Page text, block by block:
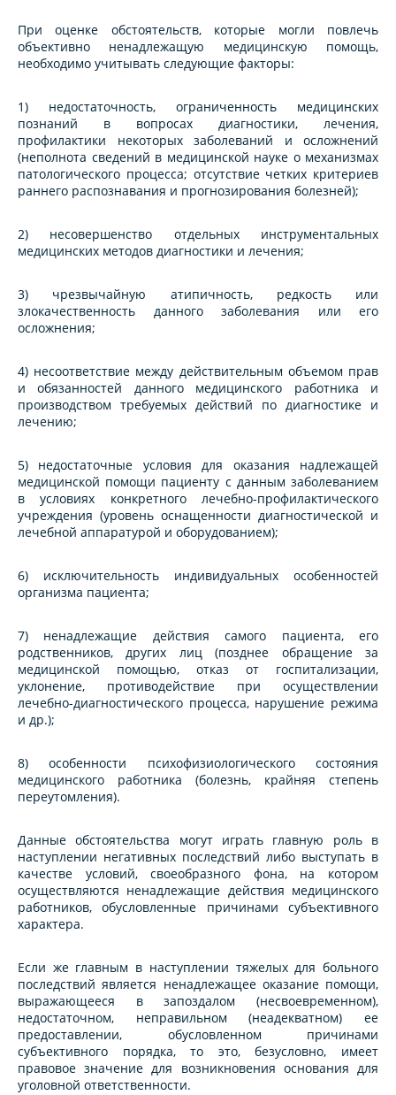
При оценке обстоятельств, которые могли повлечь
объективно ненадлежащую медицинскую помощь,
необходимо учитывать следующие факторы:
1) недостаточность, ограниченность медицинских
познаний в вопросах диагностики, лечения,
профилактики некоторых заболеваний и осложнений
(неполнота сведений в медицинской науке о механизмах
патологического процесса; отсутствие четких критериев
раннего распознавания и прогнозирования болезней);
2) несовершенство отдельных инструментальных
медицинских методов диагностики и лечения;
3) чрезвычайную атипичность, редкость или
злокачественность данного заболевания или его
осложнения;
4) несоответствие между действительным объемом прав
и обязанностей данного медицинского работника и
производством требуемых действий по диагностике и
лечению;
5) недостаточные условия для оказания надлежащей
медицинской помощи пациенту с данным заболеванием
в условиях конкретного лечебно-профилактического
учреждения (уровень оснащенности диагностической и
лечебной аппаратурой и оборудованием);
6) исключительность индивидуальных особенностей
организма пациента;
7) ненадлежащие действия самого пациента, его
родственников, других лиц (позднее обращение за
медицинской помощью, отказ от госпитализации,
уклонение, противодействие при осуществлении
лечебно-диагностического процесса, нарушение режима
и др.);
8) особенности психофизиологического состояния
медицинского работника (болезнь, крайняя степень
переутомления).
Данные обстоятельства могут играть главную роль в
наступлении негативных последствий либо выступать в
качестве условий, своеобразного фона, на котором
осуществляются ненадлежащие действия медицинского
работников, обусловленные причинами субъективного
характера.
Если же главным в наступлении тяжелых для больного
последствий является ненадлежащее оказание помощи,
выражающееся в запоздалом (несвоевременном),
недостаточном, неправильном (неадекватном) ее
предоставлении, обусловленном причинами
субъективного порядка, то это, безусловно, имеет
правовое значение для возникновения основания для
уголовной ответственности.